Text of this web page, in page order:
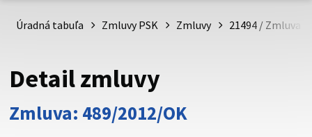
psk.sk.
Buďte pozorní a vždy sa uistite, že zdieľate informácie iba
cez zabezpečenú webovú stránku. Zabezpečená stránka
vždy začína https:// pred názvom domény webového sídla.
Úradná tabuľa Zmluvy PSK Zmluvy 21494 / Zmluva
Detail zmluvy
Zmluva: 489/2012/OK